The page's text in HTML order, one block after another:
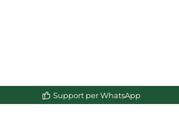
Support per WhatsApp